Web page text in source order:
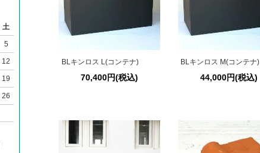
土
5
12
19
26
BLキンロス L(コンテナ)
70,400円(税込)
BLキンロス M(コンテナ)
44,000円(税込)